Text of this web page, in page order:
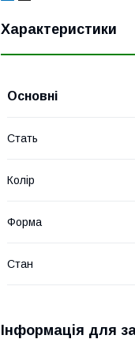
Характеристики
Основні
Стать
Колір
Форма
Стан
Інформація для